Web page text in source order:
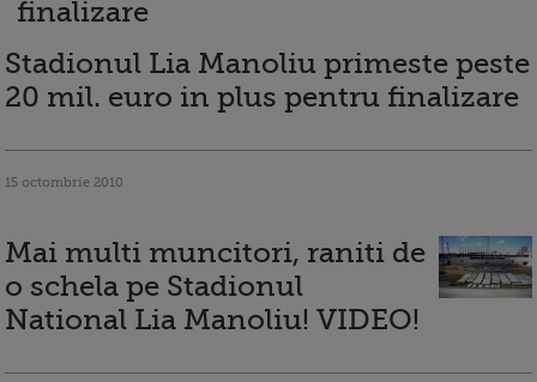
Stadionul Lia Manoliu primeste peste
20 mil. euro in plus pentru finalizare
15 octombrie 2010
Mai multi muncitori, raniti de
o schela pe Stadionul
National Lia Manoliu! VIDEO!